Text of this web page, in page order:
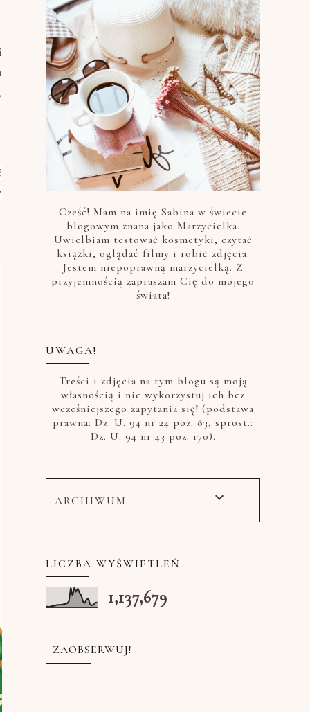
Cześć! Mam na imię Sabina w świecie
blogowym znana jako Marzycielka.
Uwielbiam testować kosmetyki, czytać
książki, oglądać filmy i robić zdjęcia.
Jestem niepoprawną marzycielką. Z
przyjemnością zapraszam Cię do mojego
świata!
UWAGA!
Treści i zdjęcia na tym blogu są moją
własnością i nie wykorzystuj ich bez
wcześniejszego zapytania się! (podstawa
prawna: Dz. U. 94 nr 24 poz. 83, sprost.:
Dz. U. 94 nr 43 poz. 170).
ARCHIWUM
LICZBA WYŚWIETLEŃ
1,137,679
ZAOBSERWUJ!